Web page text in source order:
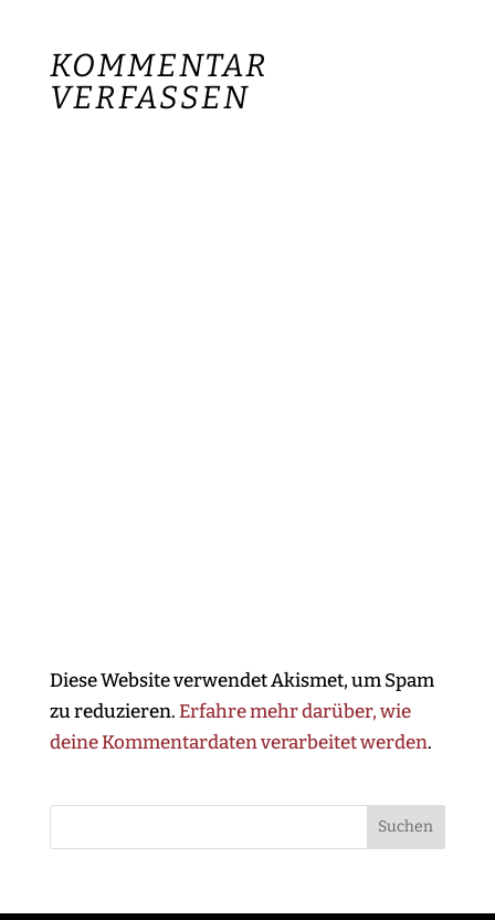
KOMMENTAR
VERFASSEN
Diese Website verwendet Akismet, um Spam
zu reduzieren.Erfahre mehr darüber, wie
deine Kommentardaten verarbeitet werden.